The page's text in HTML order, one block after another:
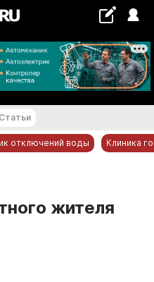
°С
Статьи
отключений воды Клиника
жителя